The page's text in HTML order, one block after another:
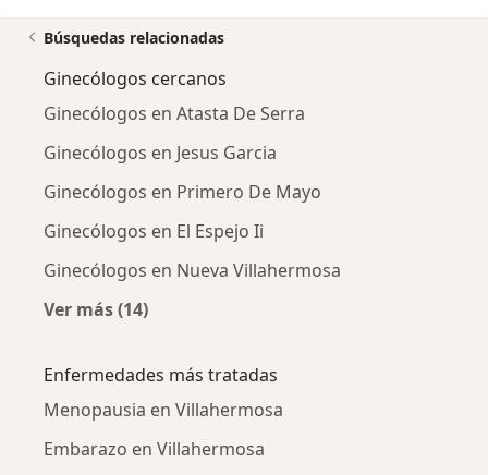
Búsquedas relacionadas
Ginecólogos cercanos
Ginecólogos en Atasta De Serra
Ginecólogos en Jesus Garcia
Ginecólogos en Primero De Mayo
Ginecólogos en El Espejo Ii
Ginecólogos en Nueva Villahermosa
Ver más (14)
Enfermedades más tratadas
Menopausia en Villahermosa
Embarazo en Villahermosa